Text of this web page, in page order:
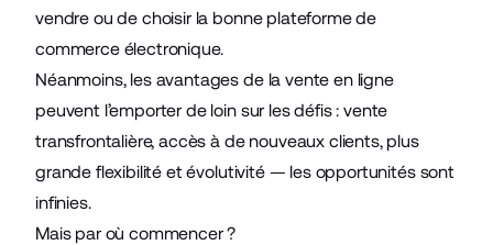
vendre ou de choisir la bonne plateforme de
commerce électronique.
Néanmoins, les avantages de la vente en ligne
peuvent l’emporter de loin sur les défis : vente
transfrontalière, accès à de nouveaux clients, plus
grande flexibilité et évolutivité — les opportunités sont
infinies.
Mais par où commencer ?